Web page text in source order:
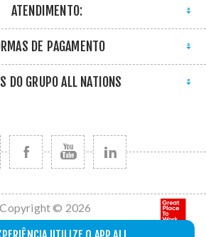
ATENDIMENTO:
DE PAGAMENTO
DO GRUPO ALL NATIONS
Copyright © 2026
All Nations. Todos